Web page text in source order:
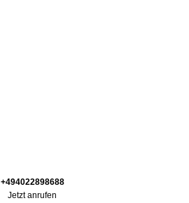
+494022898688
Jetzt anrufen